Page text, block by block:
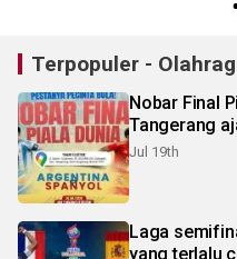
Terpopuler -
Nobar Final
Tangerang
Jul 19th
Laga
yang terlalu